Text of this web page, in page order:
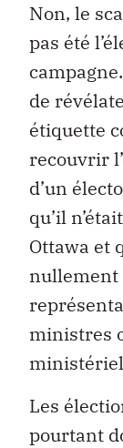
Non, le
pas été
de
étiquette
recouvrir
d’un
qu’il
Ottawa et
nullement
ministres
Les
pourtant